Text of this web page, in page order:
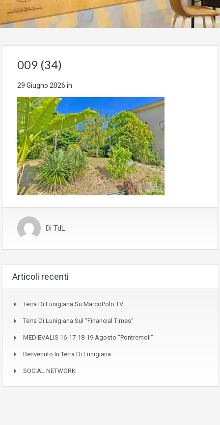
009 (34)
29 Giugno 2026 in
Di TdL
Articoli recenti
Terra Di Lunigiana Su MarcoPolo TV
Terra Di Lunigiana Sul “Financial Times”
MEDIEVALIS 16-17-18-19 Agosto “Pontremoli”
Benvenuto In Terra Di Lunigiana
SOCIAL NETWORK